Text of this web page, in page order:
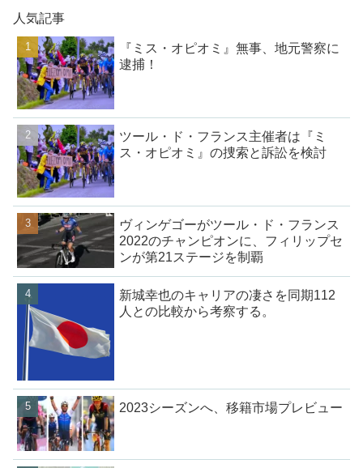
人気記事
『ミス・オピオミ』無事、地元警察に
逮捕！
ツール・ド・フランス主催者は『ミ
ス・オピオミ』の捜索と訴訟を検討
ヴィンゲゴーがツール・ド・フランス
2022のチャンピオンに、フィリップセ
ンが第21ステージを制覇
新城幸也のキャリアの凄さを同期112
人との比較から考察する。
2023シーズンへ、移籍市場プレビュー